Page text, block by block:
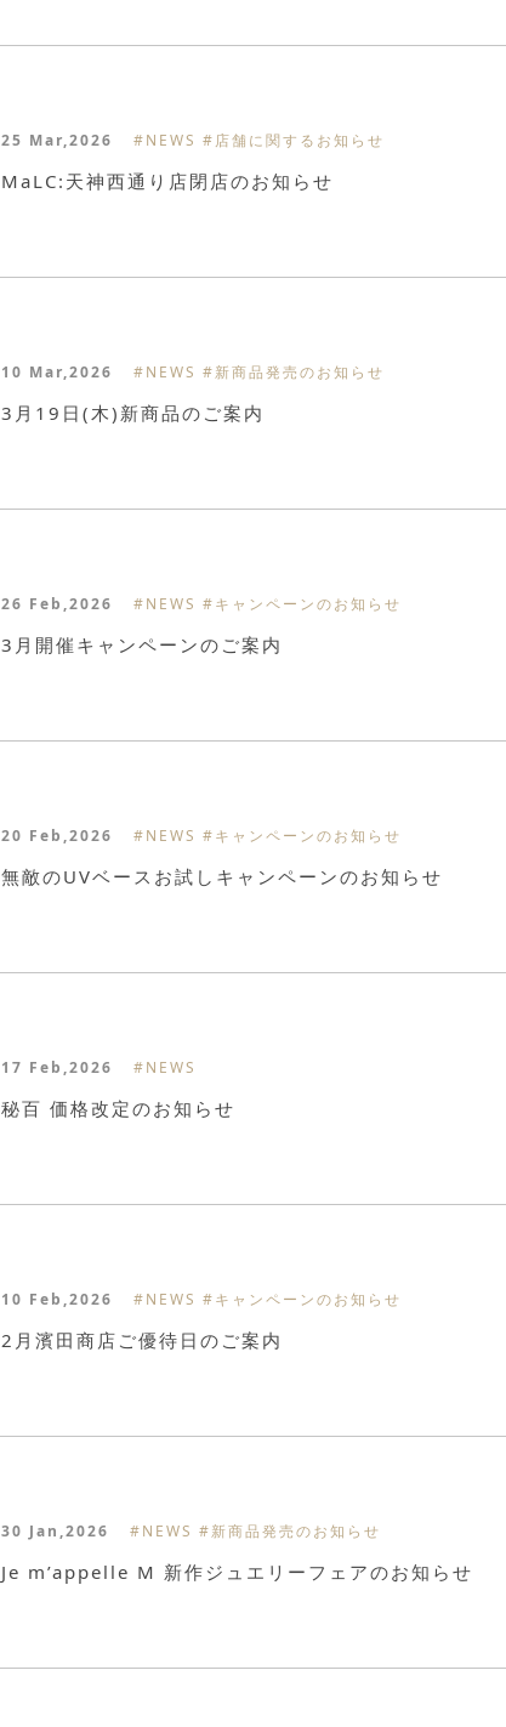
25 Mar,2026 #NEWS#店舗に関するお知らせ
MaLC:天神西通り店閉店のお知らせ
10 Mar,2026 #NEWS#新商品発売のお知らせ
3月19日(木)新商品のご案内
26 Feb,2026 #NEWS#キャンペーンのお知らせ
3月開催キャンペーンのご案内
20 Feb,2026 #NEWS#キャンペーンのお知らせ
無敵のUVベースお試しキャンペーンのお知らせ
17 Feb,2026 #NEWS
秘百 価格改定のお知らせ
10 Feb,2026 #NEWS#キャンペーンのお知らせ
2月濱田商店ご優待日のご案内
30 Jan,2026 #NEWS#新商品発売のお知らせ
Je m’appelle M 新作ジュエリーフェアのお知らせ